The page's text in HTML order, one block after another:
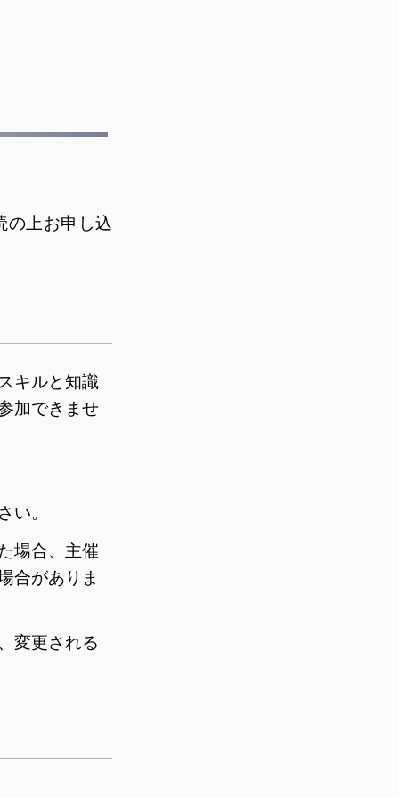
の上お申し込
キルと知識
加できませ
い。
場合、主催
合がありま
変更される